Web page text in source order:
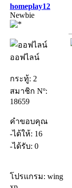
homeplay12
Newbie
ออฟไลน์
กระทู้: 2
สมาชิก Nº:
18659
คำขอบคุณ
-ได้ให้: 16
-ได้รับ: 0
โปรแกรม: wing